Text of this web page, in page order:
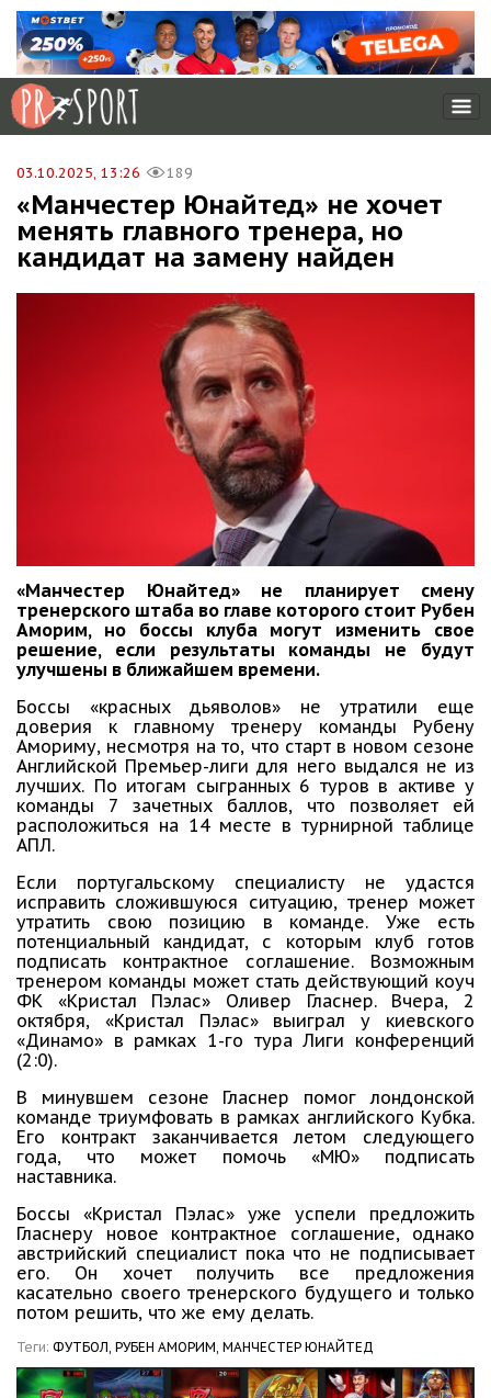
03.10.2025, 13:26 189
«Манчестер Юнайтед» не хочет
менять главного тренера, но
кандидат на замену найден
«Манчестер Юнайтед» не планирует смену
тренерского штаба во главе которого стоит Рубен
Аморим, но боссы клуба могут изменить свое
решение, если результаты команды не будут
улучшены в ближайшем времени.
Боссы «красных дьяволов» не утратили еще
доверия к главному тренеру команды Рубену
Амориму, несмотря на то, что старт в новом сезоне
Английской Премьер-лиги для него выдался не из
лучших. По итогам сыгранных 6 туров в активе у
команды 7 зачетных баллов, что позволяет ей
расположиться на 14 месте в турнирной таблице
АПЛ.
Если португальскому специалисту не удастся
исправить сложившуюся ситуацию, тренер может
утратить свою позицию в команде. Уже есть
потенциальный кандидат, с которым клуб готов
подписать контрактное соглашение. Возможным
тренером команды может стать действующий коуч
ФК «Кристал Пэлас» Оливер Гласнер. Вчера, 2
октября, «Кристал Пэлас» выиграл у киевского
«Динамо» в рамках 1-го тура Лиги конференций
(2:0).
В минувшем сезоне Гласнер помог лондонской
команде триумфовать в рамках английского Кубка.
Его контракт заканчивается летом следующего
года, что может помочь «МЮ» подписать
наставника.
Боссы «Кристал Пэлас» уже успели предложить
Гласнеру новое контрактное соглашение, однако
австрийский специалист пока что не подписывает
его. Он хочет получить все предложения
касательно своего тренерского будущего и только
потом решить, что же ему делать.
Теги: ФУТБОЛ, РУБЕН АМОРИМ, МАНЧЕСТЕР ЮНАЙТЕД